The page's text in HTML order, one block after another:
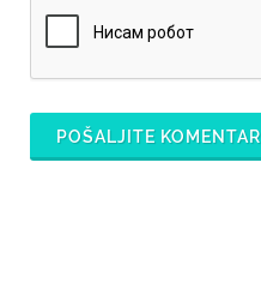
POŠALJITE KOMENTAR